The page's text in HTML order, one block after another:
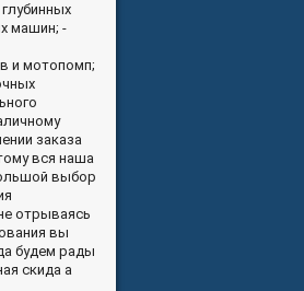
машин; -
и мотопомп;
заказа
вся наша
выбор
отрываясь
вы
будем рады
скида а